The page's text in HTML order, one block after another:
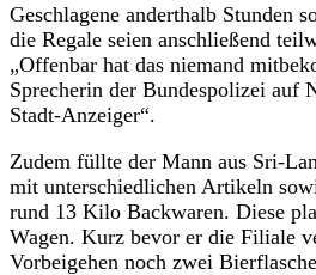
Geschlagene anderthalb Stunden
die Regale seien anschließend
„Offenbar hat das niemand
Sprecherin der Bundespolizei auf
Stadt-Anzeiger“.
Zudem füllte der Mann aus Sri-
mit unterschiedlichen Artikeln
rund 13 Kilo Backwaren. Diese
Wagen. Kurz bevor er die Filiale
Vorbeigehen noch zwei